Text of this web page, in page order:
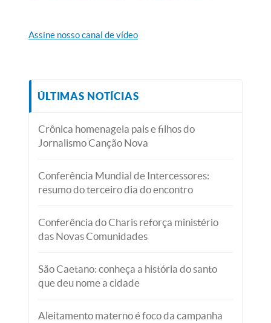
Assine nosso canal de vídeo
ÚLTIMAS NOTÍCIAS
Crônica homenageia pais e filhos do
Jornalismo Canção Nova
Conferência Mundial de Intercessores:
resumo do terceiro dia do encontro
Conferência do Charis reforça ministério
das Novas Comunidades
São Caetano: conheça a história do santo
que deu nome a cidade
Aleitamento materno é foco da campanha